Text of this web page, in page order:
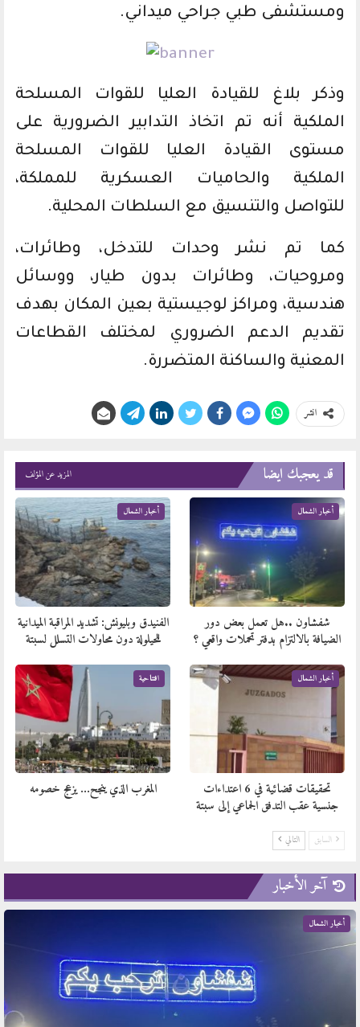
ومستشفى طبي جراحي ميداني.
وذكر بلاغ للقيادة العليا للقوات المسلحة
الملكية أنه تم اتخاذ التدابير الضرورية على
مستوى القيادة العليا للقوات المسلحة
الملكية والحاميات العسكرية للمملكة،
للتواصل والتنسيق مع السلطات المحلية.
كما تم نشر وحدات للتدخل، وطائرات،
ومروحيات، وطائرات بدون طيار، ووسائل
هندسية، ومراكز لوجيستية بعين المكان بهدف
تقديم الدعم الضروري لمختلف القطاعات
المعنية والساكنة المتضررة.
انشر
قد يعجبك ايضا المزيد عن المؤلف
أخبار الشمال
شفشاون ..هل تعمل بعض دور
الضيافة بالالتزام بدفتر تحملات واقعي ؟
أخبار الشمال
الفنيدق وبليونش: تشديد المراقبة الميدانية
للحيلولة دون محاولات التسلل لسبتة
أخبار الشمال
تحقيقات قضائية في 6 اعتداءات
جنسية عقب التدفق الجماعي إلى سبتة
افتتاحية
المغرب الذي ينجح… يزعج خصومه
السابق التالي
آخر الأخبار
أخبار الشمال